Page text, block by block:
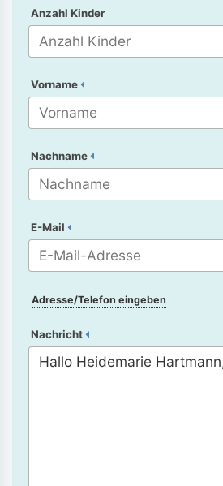
Anzahl Kinder
Vorname
Nachname
E-Mail
Adresse/Telefon eingeben
Nachricht